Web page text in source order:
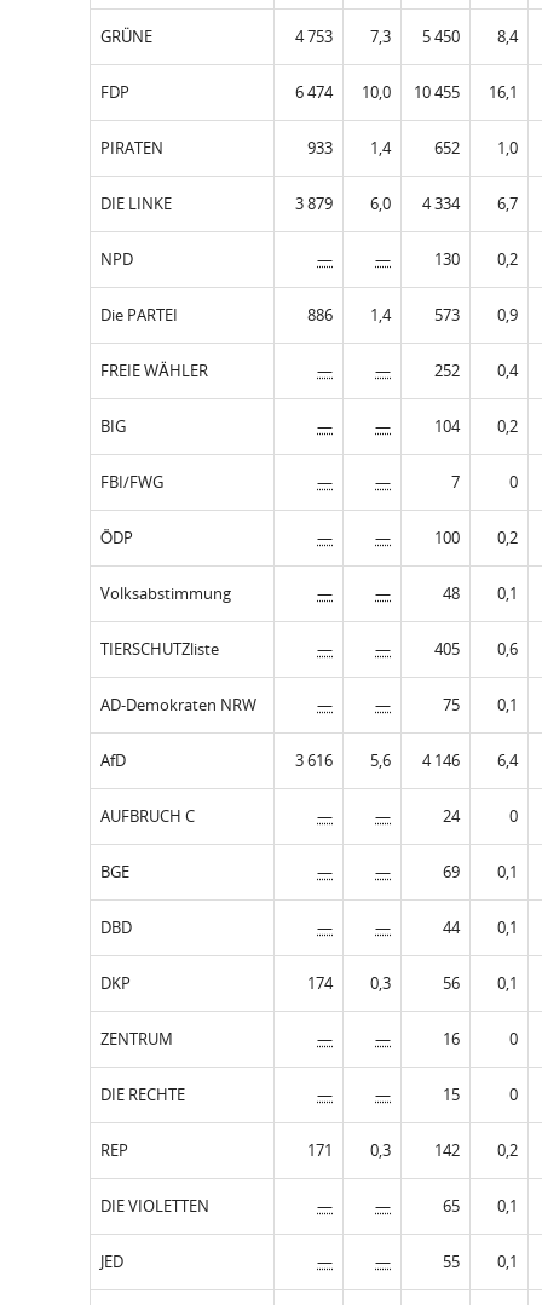
GRÜNE 4 753 7,3 5 450 8,4
FDP 6 474 10,0 10 455 16,1
PIRATEN 933 1,4 652 1,0
DIE LINKE 3 879 6,0 4 334 6,7
NPD — — 130 0,2
Die PARTEI 886 1,4 573 0,9
FREIE WÄHLER — — 252 0,4
BIG — — 104 0,2
FBI/FWG — — 7 0
ÖDP — — 100 0,2
Volksabstimmung — — 48 0,1
TIERSCHUTZliste — — 405 0,6
AD-Demokraten NRW — — 75 0,1
AfD 3 616 5,6 4 146 6,4
AUFBRUCH C — — 24 0
BGE — — 69 0,1
DBD — — 44 0,1
DKP 174 0,3 56 0,1
ZENTRUM — — 16 0
DIE RECHTE — — 15 0
REP 171 0,3 142 0,2
DIE VIOLETTEN — — 65 0,1
JED — — 55 0,1